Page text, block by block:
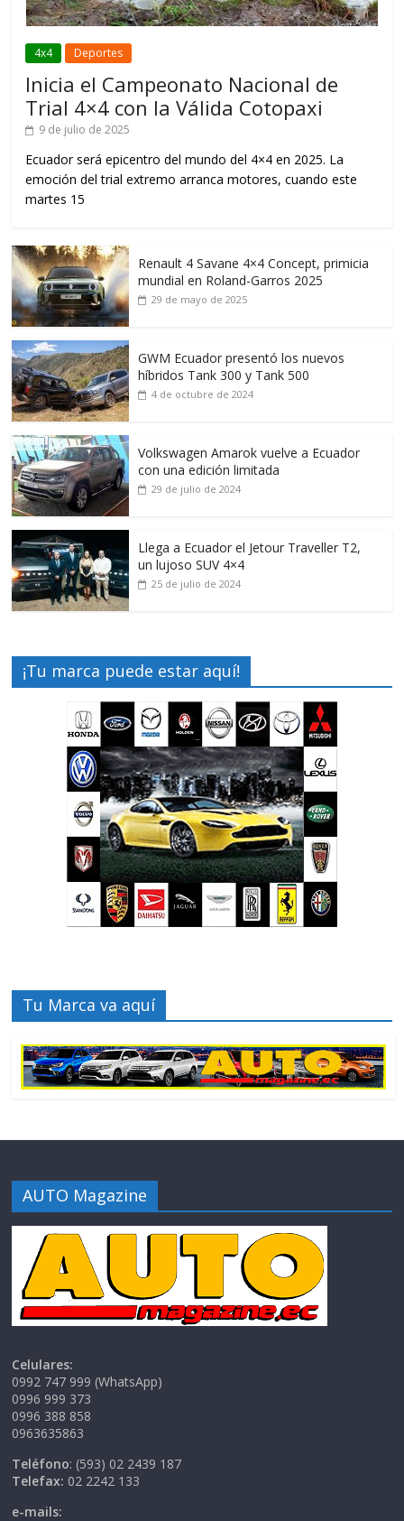
4x4 Deportes
Inicia el Campeonato Nacional de
Trial 4×4 con la Válida Cotopaxi
9 de julio de 2025
Ecuador será epicentro del mundo del 4×4 en 2025. La
emoción del trial extremo arranca motores, cuando este
martes 15
Renault 4 Savane 4×4 Concept, primicia
mundial en Roland-Garros 2025
29 de mayo de 2025
GWM Ecuador presentó los nuevos
híbridos Tank 300 y Tank 500
4 de octubre de 2024
Volkswagen Amarok vuelve a Ecuador
con una edición limitada
29 de julio de 2024
Llega a Ecuador el Jetour Traveller T2,
un lujoso SUV 4×4
25 de julio de 2024
¡Tu marca puede estar aquí!
Tu Marca va aquí
AUTO Magazine
Celulares:
0992 747 999 (WhatsApp)
0996 999 373
0996 388 858
0963635863
Teléfono: (593) 02 2439 187
Telefax: 02 2242 133
e-mails: